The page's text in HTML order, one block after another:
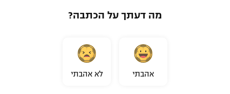
מה דעתך על הכתבה?
אהבתי לא אהבתי